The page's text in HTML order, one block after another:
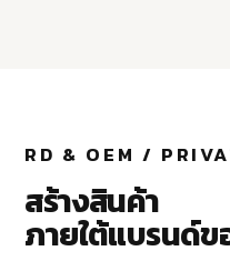
RD & OEM /
สร้างสินค้า
ภายใต้แบรนด์